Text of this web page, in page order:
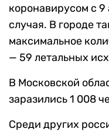
коронавирусом с 9
случая. В городе
максимальное
— 59 летальных
В Московской
заразились 1 008
Среди других